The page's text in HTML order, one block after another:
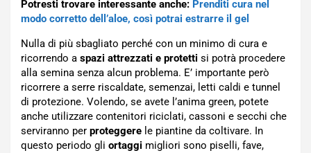
Potresti trovare interessante anche: Prenditi cura nel
modo corretto dell’aloe, così potrai estrarre il gel
Nulla di più sbagliato perché con un minimo di cura e
ricorrendo a spazi attrezzati e protetti si potrà procedere
alla semina senza alcun problema. E’ importante però
ricorrere a serre riscaldate, semenzai, letti caldi e tunnel
di protezione. Volendo, se avete l’anima green, potete
anche utilizzare contenitori riciclati, cassoni e secchi che
serviranno per proteggere le piantine da coltivare. In
questo periodo gli ortaggi migliori sono piselli, fave,